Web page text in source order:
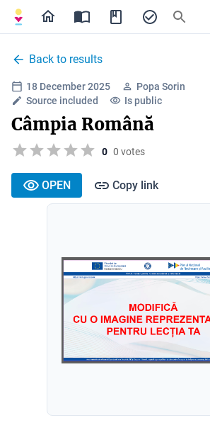
Back to results
18 December 2025
Popa Sorin
Source included
Is public
Câmpia Română
0 0 votes
OPEN Copy link